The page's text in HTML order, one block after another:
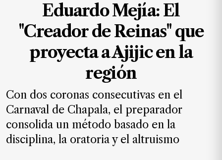
Suscríbete ahora
NOTICIAS
Eduardo Mejía: El
"Creador de Reinas" que
proyecta a Ajijic en la
región
Con dos coronas consecutivas en el
Carnaval de Chapala, el preparador
consolida un método basado en la
disciplina, la oratoria y el altruismo